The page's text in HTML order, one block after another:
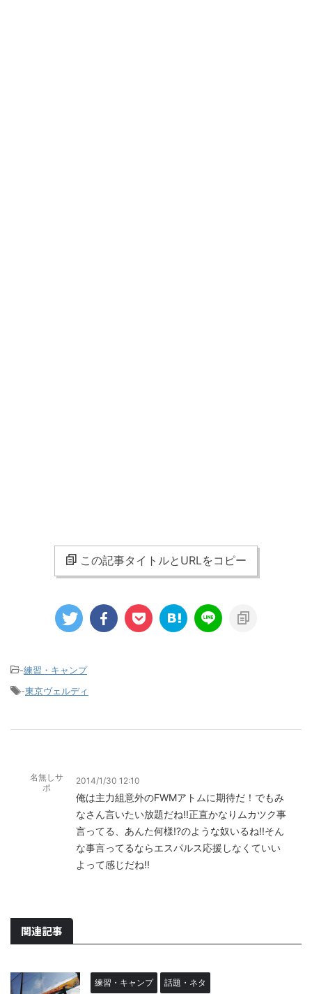
この記事タイトルとURLをコピー
-練習・キャンプ
-東京ヴェルディ
名無しサ
ポ
2014/1/30 12:10
俺は主力組意外のFWMアトムに期待だ！でもみ
なさん言いたい放題だね!!正直かなりムカツク事
言ってる、あんた何様!?のような奴いるね!!そん
な事言ってるならエスパルス応援しなくていい
よって感じだね!!
関連記事
練習・キャンプ 話題・ネタ